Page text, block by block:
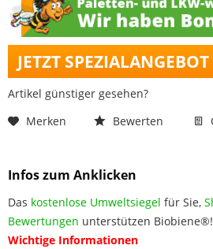
JETZT
Artikel günstiger gesehen?
Merken
Bewerten
Infos zum Anklicken
Das kostenlose Umweltsiegel für Sie,
Bewertungen unterstützen Biobiene®!
Wichtige Informationen